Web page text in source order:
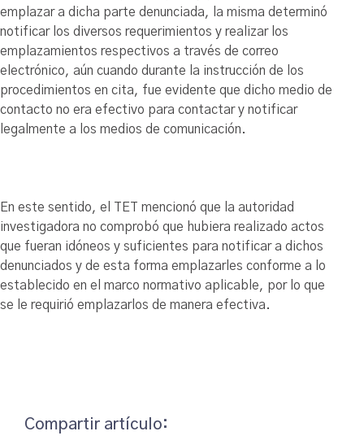
emplazar a dicha parte denunciada, la misma determinó
notificar los diversos requerimientos y realizar los
emplazamientos respectivos a través de correo
electrónico, aún cuando durante la instrucción de los
procedimientos en cita, fue evidente que dicho medio de
contacto no era efectivo para contactar y notificar
legalmente a los medios de comunicación.
En este sentido, el TET mencionó que la autoridad
investigadora no comprobó que hubiera realizado actos
que fueran idóneos y suficientes para notificar a dichos
denunciados y de esta forma emplazarles conforme a lo
establecido en el marco normativo aplicable, por lo que
se le requirió emplazarlos de manera efectiva.
Compartir artículo: